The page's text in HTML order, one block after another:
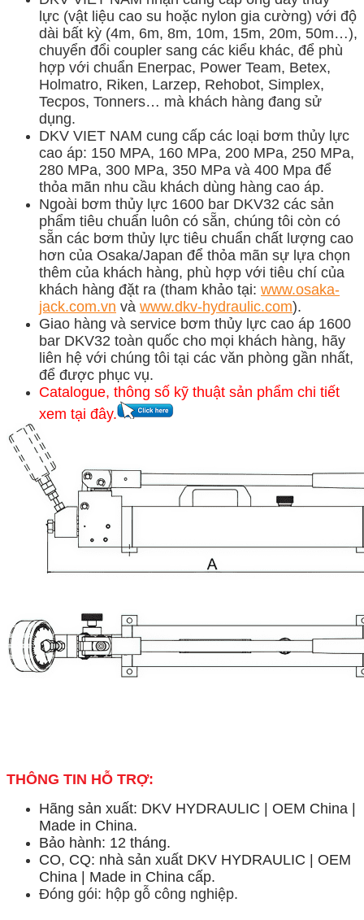
lực (vật liệu cao su hoặc nylon gia cường) với độ
dài bất kỳ (4m, 6m, 8m, 10m, 15m, 20m, 50m…),
chuyển đổi coupler sang các kiểu khác, để phù
hợp với chuẩn Enerpac, Power Team, Betex,
Holmatro, Riken, Larzep, Rehobot, Simplex,
Tecpos, Tonners… mà khách hàng đang sử
dụng.
DKV VIET NAM cung cấp các loại bơm thủy lực
cao áp: 150 MPA, 160 MPa, 200 MPa, 250 MPa,
280 MPa, 300 MPa, 350 MPa và 400 Mpa để
thỏa mãn nhu cầu khách dùng hàng cao áp.
Ngoài bơm thủy lực 1600 bar DKV32 các sản
phẩm tiêu chuẩn luôn có sẵn, chúng tôi còn có
sẵn các bơm thủy lực tiêu chuẩn chất lượng cao
hơn của Osaka/Japan để thỏa mãn sự lựa chọn
thêm của khách hàng, phù hợp với tiêu chí của
khách hàng đặt ra (tham khảo tại: www.osaka-
jack.com.vn và www.dkv-hydraulic.com).
Giao hàng và service bơm thủy lực cao áp 1600
bar DKV32 toàn quốc cho mọi khách hàng, hãy
liên hệ với chúng tôi tại các văn phòng gần nhất,
để được phục vụ.
Catalogue, thông số kỹ thuật sản phẩm chi tiết
xem tại đây.
THÔNG TIN HỖ TRỢ:
Hãng sản xuất: DKV HYDRAULIC | OEM China |
Made in China.
Bảo hành: 12 tháng.
CO, CQ: nhà sản xuất DKV HYDRAULIC | OEM
China | Made in China cấp.
Đóng gói: hộp gỗ công nghiệp.